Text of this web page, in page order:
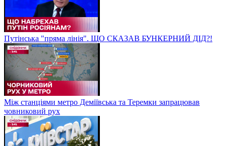
Путінська "пряма лінія". ЩО СКАЗАВ БУНКЕРНИЙ ДІД?!
Між станціями метро Деміївська та Теремки запрацював
човниковий рух